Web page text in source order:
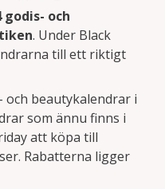
godis- och
. Under Black
till ett riktigt
och beautykalendrar i
som ännu finns i
att köpa till
Rabatterna ligger